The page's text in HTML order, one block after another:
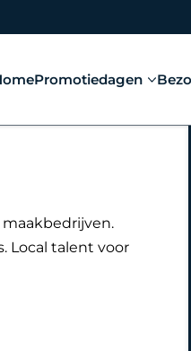
Promotiedagen
Local talent voor